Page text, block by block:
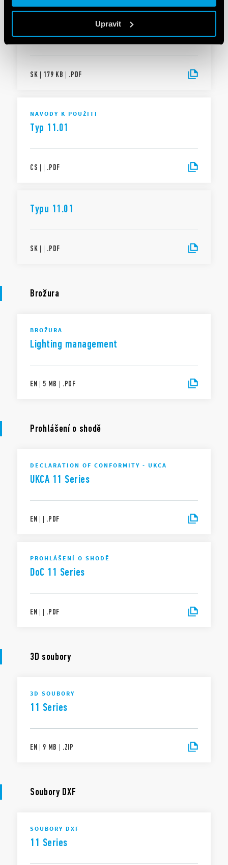
Upravit
Typu 11.31
SK | 179 KB | .PDF
NÁVODY K POUŽITÍ
Typ 11.01
CS | | .PDF
Typu 11.01
SK | | .PDF
Brožura
BROŽURA
Lighting management
EN | 5 MB | .PDF
Prohlášení o shodě
DECLARATION OF CONFORMITY - UKCA
UKCA 11 Series
EN | | .PDF
PROHLÁŠENÍ O SHODĚ
DoC 11 Series
EN | | .PDF
3D soubory
3D SOUBORY
11 Series
EN | 9 MB | .ZIP
Soubory DXF
SOUBORY DXF
11 Series